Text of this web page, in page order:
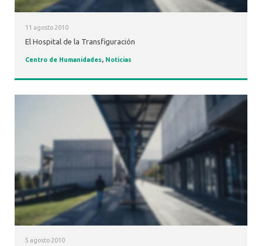
11 agosto 2010
El Hospital de la Transfiguración
Centro de Humanidades, Noticias
5 agosto 2010